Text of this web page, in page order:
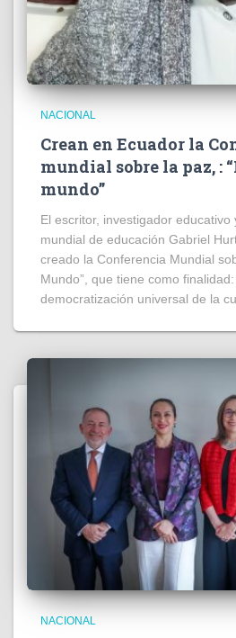
NACIONAL
Crean en Ecuador la
mundial sobre la paz, :
mundo”
El escritor, investigador educativo
mundial de educación Gabriel
creado la Conferencia Mundial
Mundo”, que tiene como
democratización universal de la
NACIONAL